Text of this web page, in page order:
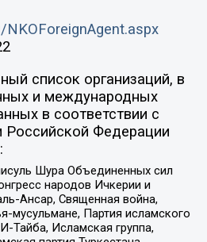
список организаций, в
и международных
в соответствии с
Российской Федерации
Шура Объединенных сил
народов Ичкерии и
Ансар, Священная война,
мусульмане, Партия исламского
Тайба, Исламская группа,